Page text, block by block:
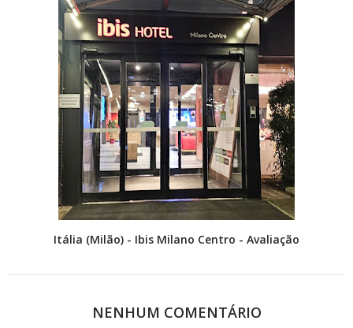
Itália (Milão) - Ibis Milano Centro - Avaliação
NENHUM COMENTÁRIO